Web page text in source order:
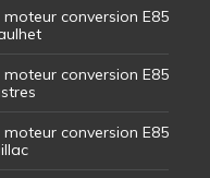
conversion E85
conversion E85
conversion E85